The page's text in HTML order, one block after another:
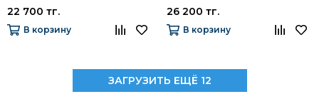
22 700 тг.
В корзину
26 200 тг.
В корзину
ЗАГРУЗИТЬ ЕЩЁ 12